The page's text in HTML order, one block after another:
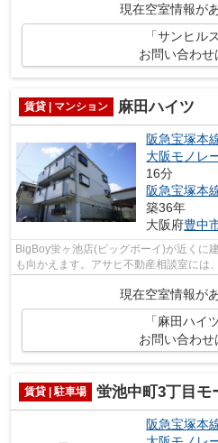
現在空室情報が
「サンヒル
お問い合わせ
賃貸 | マンション 麻田ハイツ
阪急宝塚本
大阪モノレ
16分
阪急宝塚本
築36年
大阪府豊中
BigBoy蛍ヶ池店(ビッグボーイ)が近くに
も向かえます。アサヒ不動産相談室には
現在空室情報が
「麻田ハイ
お問い合わせ
賃貸 | 駐車場 蛍池中町3丁目モ
阪急宝塚本